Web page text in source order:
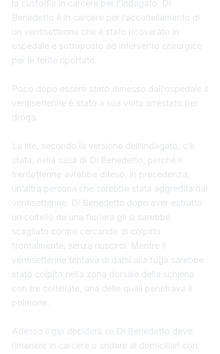
la custodia in carcere per l'indagato. Di
Benedetto è in carcere per l’accoltellamento di
un ventisettenne che è stato ricoverato in
ospedale e sottoposto ad intervento chirurgico
per le ferite riportate.
Poco dopo essere stato dimesso dall’ospedale il
ventisettenne è stato a sua volta arrestato per
droga.
La lite, secondo la versione dell’indagato, c’è
stata, nella casa di Di Benedetto, perché il
trentottenne avrebbe difeso, in precedenza,
un’altra persona che sarebbe stata aggredita dal
ventisettenne. Di Benedetto dopo aver estratto
un coltello da una fioriera gli si sarebbe
scagliato contro cercando di colpirlo
frontalmente, senza riuscirci. Mentre il
ventisettenne tentava di darsi alla fuga sarebbe
stato colpito nella zona dorsale della schiena
con tre coltellate, una delle quali penetrava il
polmone.
Adesso il gip deciderà se Di Benedetto deve
rimanere in carcere o andare ai domiciliari con